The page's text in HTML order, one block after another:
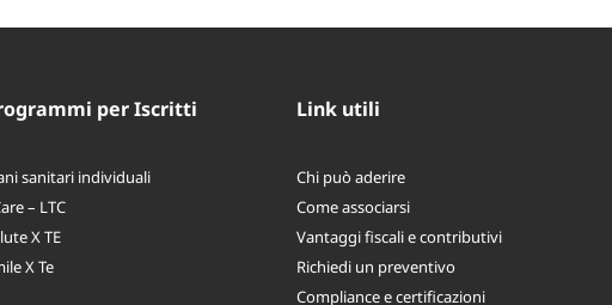
per Iscritti
sanitari individuali
– LTC
X TE
X Te
Link utili
Chi può aderire
Come associarsi
Vantaggi fiscali e contributivi
Richiedi un preventivo
Compliance e certificazioni